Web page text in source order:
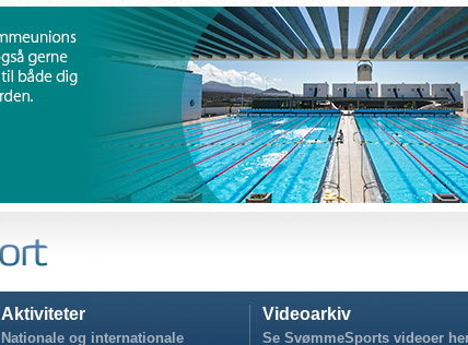
Aktiviteter
Nationale og internationale
Videoarkiv
Se SvømmeSports videoer